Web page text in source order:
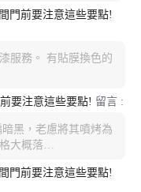
門前要注意這些要點!
服務。 有貼膜換色的
要注意這些要點! 留言 :
黑，老慮將其噴烤為
大概落…
門前要注意這些要點!